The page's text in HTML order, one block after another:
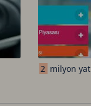
2 milyon